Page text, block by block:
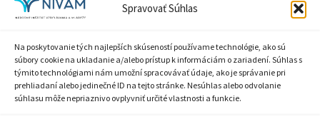
Spravovať Súhlas
Na poskytovanie tých najlepších skúseností používame technológie, ako sú
súbory cookie na ukladanie a/alebo prístup k informáciám o zariadení. Súhlas s
týmito technológiami nám umožní spracovávať údaje, ako je správanie pri
prehliadaní alebo jedinečné ID na tejto stránke. Nesúhlas alebo odvolanie
súhlasu môže nepriaznivo ovplyvniť určité vlastnosti a funkcie.
DIČ: 2020798714
Zásady ochrany súkromia